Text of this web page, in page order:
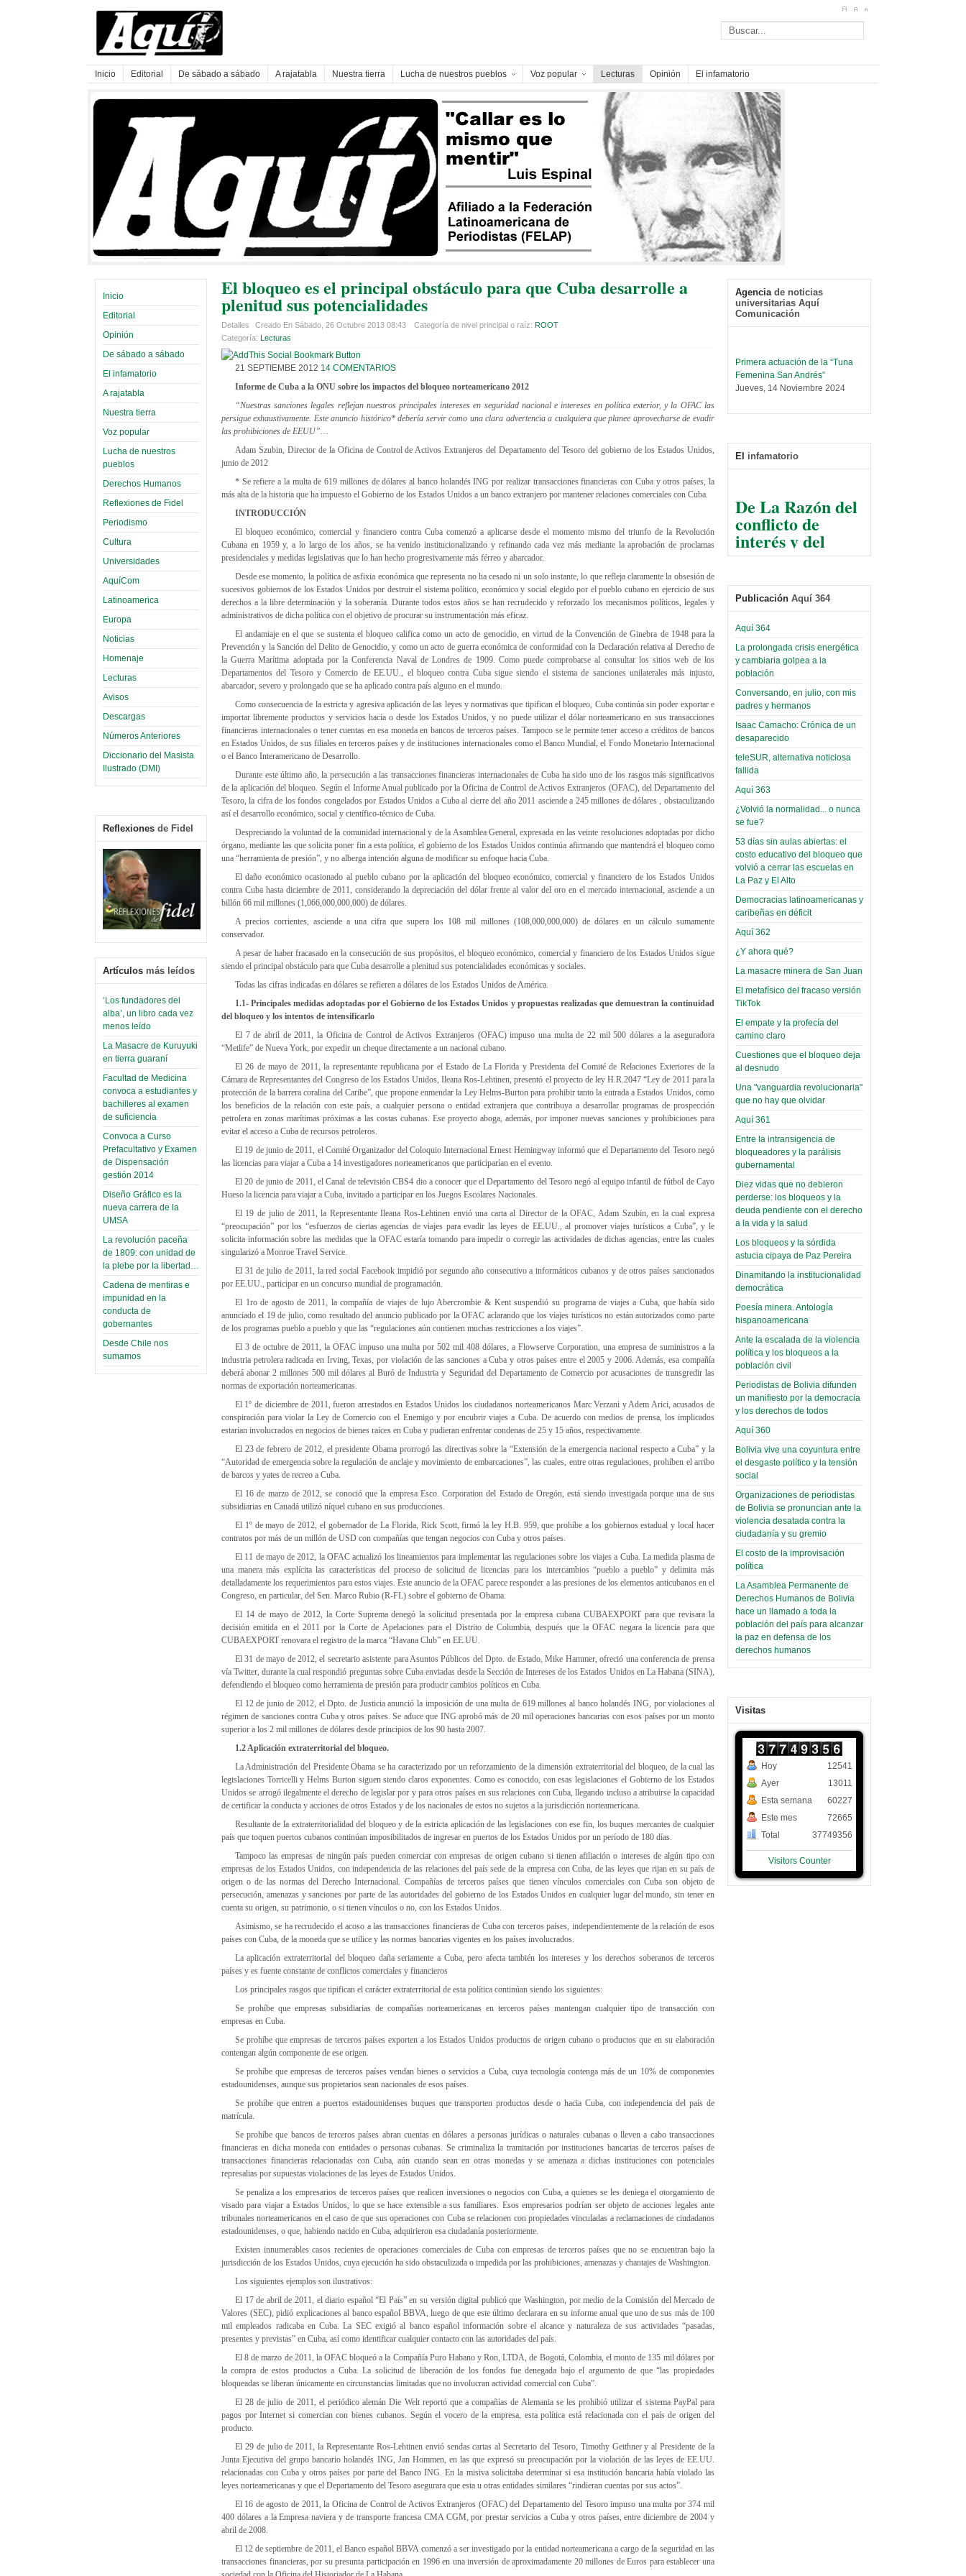
Inicio Editorial De sábado a sábado A rajatabla Nuestra tierra Lucha de nuestros pueblos Voz popular Lecturas Opinión El infamatorio
Inicio
Editorial
Opinión
De sábado a sábado
El infamatorio
A rajatabla
Nuestra tierra
Voz popular
Lucha de nuestros
pueblos
Derechos Humanos
Reflexiones de Fidel
Periodismo
Cultura
Universidades
AquíCom
Latinoamerica
Europa
Noticias
Homenaje
Lecturas
Avisos
Descargas
Números Anteriores
Diccionario del Masista
Ilustrado (DMI)
Reflexiones de Fidel
Artículos más leídos
‘Los fundadores del
alba’, un libro cada vez
menos leído
La Masacre de Kuruyuki
en tierra guaraní
Facultad de Medicina
convoca a estudiantes y
bachilleres al examen
de suficiencia
Convoca a Curso
Prefacultativo y Examen
de Dispensación
gestión 2014
Diseño Gráfico es la
nueva carrera de la
UMSA
La revolución paceña
de 1809: con unidad de
la plebe por la libertad…
Cadena de mentiras e
impunidad en la
conducta de
gobernantes
Desde Chile nos
sumamos
El bloqueo es el principal obstáculo para que Cuba desarrolle a
plenitud sus potencialidades
Detalles Creado En Sábado, 26 Octubre 2013 08:43 Categoría de nivel principal o raíz: ROOT
Categoría: Lecturas
21 SEPTIEMBE 2012 14 COMENTARIOS
Informe de Cuba a la ONU sobre los impactos del bloqueo norteamericano 2012
“Nuestras sanciones legales reflejan nuestros principales intereses en seguridad nacional e intereses en política exterior, y la OFAC las
persigue exhaustivamente. Este anuncio histórico* debería servir como una clara advertencia a cualquiera que planee aprovecharse de evadir
las prohibiciones de EEUU”…
Adam Szubin, Director de la Oficina de Control de Activos Extranjeros del Departamento del Tesoro del gobierno de los Estados Unidos,
junio de 2012
* Se refiere a la multa de 619 millones de dólares al banco holandés ING por realizar transacciones financieras con Cuba y otros países, la
más alta de la historia que ha impuesto el Gobierno de los Estados Unidos a un banco extranjero por mantener relaciones comerciales con Cuba.
INTRODUCCIÓN
El bloqueo económico, comercial y financiero contra Cuba comenzó a aplicarse desde el momento mismo del triunfo de la Revolución
Cubana en 1959 y, a lo largo de los años, se ha venido institucionalizando y refinando cada vez más mediante la aprobación de proclamas
presidenciales y medidas legislativas que lo han hecho progresivamente más férreo y abarcador.
Desde ese momento, la política de asfixia económica que representa no ha cesado ni un solo instante, lo que refleja claramente la obsesión de
sucesivos gobiernos de los Estados Unidos por destruir el sistema político, económico y social elegido por el pueblo cubano en ejercicio de sus
derechos a la libre determinación y la soberanía. Durante todos estos años se han recrudecido y reforzado los mecanismos políticos, legales y
administrativos de dicha política con el objetivo de procurar su instrumentación más eficaz.
El andamiaje en el que se sustenta el bloqueo califica como un acto de genocidio, en virtud de la Convención de Ginebra de 1948 para la
Prevención y la Sanción del Delito de Genocidio, y como un acto de guerra económica de conformidad con la Declaración relativa al Derecho de
la Guerra Marítima adoptada por la Conferencia Naval de Londres de 1909. Como puede comprobarse al consultar los sitios web de los
Departamentos del Tesoro y Comercio de EE.UU., el bloqueo contra Cuba sigue siendo el sistema de sanciones unilaterales más injusto,
abarcador, severo y prolongado que se ha aplicado contra país alguno en el mundo.
Como consecuencia de la estricta y agresiva aplicación de las leyes y normativas que tipifican el bloqueo, Cuba continúa sin poder exportar e
importar libremente productos y servicios hacia o desde los Estados Unidos, y no puede utilizar el dólar norteamericano en sus transacciones
financieras internacionales o tener cuentas en esa moneda en bancos de terceros países. Tampoco se le permite tener acceso a créditos de bancos
en Estados Unidos, de sus filiales en terceros países y de instituciones internacionales como el Banco Mundial, el Fondo Monetario Internacional
o el Banco Interamericano de Desarrollo.
Durante este último año, la persecución a las transacciones financieras internacionales de Cuba ha sido uno de los rasgos más significativos
de la aplicación del bloqueo. Según el Informe Anual publicado por la Oficina de Control de Activos Extranjeros (OFAC), del Departamento del
Tesoro, la cifra de los fondos congelados por Estados Unidos a Cuba al cierre del año 2011 asciende a 245 millones de dólares , obstaculizando
así el desarrollo económico, social y científico-técnico de Cuba.
Despreciando la voluntad de la comunidad internacional y de la Asamblea General, expresada en las veinte resoluciones adoptadas por dicho
órgano, mediante las que solicita poner fin a esta política, el gobierno de los Estados Unidos continúa afirmando que mantendrá el bloqueo como
una “herramienta de presión”, y no alberga intención alguna de modificar su enfoque hacia Cuba.
El daño económico ocasionado al pueblo cubano por la aplicación del bloqueo económico, comercial y financiero de los Estados Unidos
contra Cuba hasta diciembre de 2011, considerando la depreciación del dólar frente al valor del oro en el mercado internacional, asciende a un
billón 66 mil millones (1,066,000,000,000) de dólares.
A precios corrientes, asciende a una cifra que supera los 108 mil millones (108,000,000,000) de dólares en un cálculo sumamente
conservador.
A pesar de haber fracasado en la consecución de sus propósitos, el bloqueo económico, comercial y financiero de los Estados Unidos sigue
siendo el principal obstáculo para que Cuba desarrolle a plenitud sus potencialidades económicas y sociales.
Todas las cifras indicadas en dólares se refieren a dólares de los Estados Unidos de América.
1.1- Principales medidas adoptadas por el Gobierno de los Estados Unidos y propuestas realizadas que demuestran la continuidad
del bloqueo y los intentos de intensificarlo
El 7 de abril de 2011, la Oficina de Control de Activos Extranjeros (OFAC) impuso una multa de 22 mil 500 dólares a la aseguradora
“Metlife” de Nueva York, por expedir un cheque directamente a un nacional cubano.
El 26 de mayo de 2011, la representante republicana por el Estado de La Florida y Presidenta del Comité de Relaciones Exteriores de la
Cámara de Representantes del Congreso de los Estados Unidos, Ileana Ros-Lehtinen, presentó el proyecto de ley H.R.2047 “Ley de 2011 para la
protección de la barrera coralina del Caribe”, que propone enmendar la Ley Helms-Burton para prohibir tanto la entrada a Estados Unidos, como
los beneficios de la relación con este país, a cualquier persona o entidad extranjera que contribuya a desarrollar programas de prospección
petrolera en zonas marítimas próximas a las costas cubanas. Ese proyecto aboga, además, por imponer nuevas sanciones y prohibiciones para
evitar el acceso a Cuba de recursos petroleros.
El 19 de junio de 2011, el Comité Organizador del Coloquio Internacional Ernest Hemingway informó que el Departamento del Tesoro negó
las licencias para viajar a Cuba a 14 investigadores norteamericanos que participarían en el evento.
El 20 de junio de 2011, el Canal de televisión CBS4 dio a conocer que el Departamento del Tesoro negó al equipo infantil de fútbol de Cayo
Hueso la licencia para viajar a Cuba, invitado a participar en los Juegos Escolares Nacionales.
El 19 de julio de 2011, la Representante Ileana Ros-Lehtinen envió una carta al Director de la OFAC, Adam Szubin, en la cual expresa
“preocupación” por los “esfuerzos de ciertas agencias de viajes para evadir las leyes de EE.UU., al promover viajes turísticos a Cuba”, y le
solicita información sobre las medidas que la OFAC estaría tomando para impedir o corregir las actividades de dichas agencias, entre las cuales
singularizó a Monroe Travel Service.
El 31 de julio de 2011, la red social Facebook impidió por segundo año consecutivo a informáticos cubanos y de otros países sancionados
por EE.UU., participar en un concurso mundial de programación.
El 1ro de agosto de 2011, la compañía de viajes de lujo Abercrombie & Kent suspendió su programa de viajes a Cuba, que había sido
anunciado el 19 de julio, como resultado del anuncio publicado por la OFAC aclarando que los viajes turísticos no están autorizados como parte
de los programas pueblo a pueblo y que las “regulaciones aún contienen muchas restricciones a los viajes”.
El 3 de octubre de 2011, la OFAC impuso una multa por 502 mil 408 dólares, a Flowserve Corporation, una empresa de suministros a la
industria petrolera radicada en Irving, Texas, por violación de las sanciones a Cuba y otros países entre el 2005 y 2006. Además, esa compañía
deberá abonar 2 millones 500 mil dólares al Buró de Industria y Seguridad del Departamento de Comercio por acusaciones de transgredir las
normas de exportación norteamericanas.
El 1º de diciembre de 2011, fueron arrestados en Estados Unidos los ciudadanos norteamericanos Marc Verzani y Adem Arici, acusados de
conspiración para violar la Ley de Comercio con el Enemigo y por encubrir viajes a Cuba. De acuerdo con medios de prensa, los implicados
estarían involucrados en negocios de bienes raíces en Cuba y pudieran enfrentar condenas de 25 y 15 años, respectivamente.
El 23 de febrero de 2012, el presidente Obama prorrogó las directivas sobre la “Extensión de la emergencia nacional respecto a Cuba” y la
“Autoridad de emergencia sobre la regulación de anclaje y movimiento de embarcaciones”, las cuales, entre otras regulaciones, prohíben el arribo
de barcos y yates de recreo a Cuba.
El 16 de marzo de 2012, se conoció que la empresa Esco. Corporation del Estado de Oregón, está siendo investigada porque una de sus
subsidiarias en Canadá utilizó níquel cubano en sus producciones.
El 1º de mayo de 2012, el gobernador de La Florida, Rick Scott, firmó la ley H.B. 959, que prohíbe a los gobiernos estadual y local hacer
contratos por más de un millón de USD con compañías que tengan negocios con Cuba y otros países.
El 11 de mayo de 2012, la OFAC actualizó los lineamientos para implementar las regulaciones sobre los viajes a Cuba. La medida plasma de
una manera más explícita las características del proceso de solicitud de licencias para los intercambios “pueblo a pueblo” y delimita más
detalladamente los requerimientos para estos viajes. Este anuncio de la OFAC parece responder a las presiones de los elementos anticubanos en el
Congreso, en particular, del Sen. Marco Rubio (R-FL) sobre el gobierno de Obama.
El 14 de mayo de 2012, la Corte Suprema denegó la solicitud presentada por la empresa cubana CUBAEXPORT para que revisara la
decisión emitida en el 2011 por la Corte de Apelaciones para el Distrito de Columbia, después que la OFAC negara la licencia para que
CUBAEXPORT renovara el registro de la marca “Havana Club” en EE.UU.
El 31 de mayo de 2012, el secretario asistente para Asuntos Públicos del Dpto. de Estado, Mike Hammer, ofreció una conferencia de prensa
vía Twitter, durante la cual respondió preguntas sobre Cuba enviadas desde la Sección de Intereses de los Estados Unidos en La Habana (SINA),
defendiendo el bloqueo como herramienta de presión para producir cambios políticos en Cuba.
El 12 de junio de 2012, el Dpto. de Justicia anunció la imposición de una multa de 619 millones al banco holandés ING, por violaciones al
régimen de sanciones contra Cuba y otros países. Se aduce que ING aprobó más de 20 mil operaciones bancarias con esos países por un monto
superior a los 2 mil millones de dólares desde principios de los 90 hasta 2007.
1.2 Aplicación extraterritorial del bloqueo.
La Administración del Presidente Obama se ha caracterizado por un reforzamiento de la dimensión extraterritorial del bloqueo, de la cual las
legislaciones Torricelli y Helms Burton siguen siendo claros exponentes. Como es conocido, con esas legislaciones el Gobierno de los Estados
Unidos se arrogó ilegalmente el derecho de legislar por y para otros países en sus relaciones con Cuba, llegando incluso a atribuirse la capacidad
de certificar la conducta y acciones de otros Estados y de los nacionales de estos no sujetos a la jurisdicción norteamericana.
Resultante de la extraterritorialidad del bloqueo y de la estricta aplicación de las legislaciones con ese fin, los buques mercantes de cualquier
país que toquen puertos cubanos continúan imposibilitados de ingresar en puertos de los Estados Unidos por un período de 180 días.
Tampoco las empresas de ningún país pueden comerciar con empresas de origen cubano si tienen afiliación o intereses de algún tipo con
empresas de los Estados Unidos, con independencia de las relaciones del país sede de la empresa con Cuba, de las leyes que rijan en su país de
origen o de las normas del Derecho Internacional. Compañías de terceros países que tienen vínculos comerciales con Cuba son objeto de
persecución, amenazas y sanciones por parte de las autoridades del gobierno de los Estados Unidos en cualquier lugar del mundo, sin tener en
cuenta su origen, su patrimonio, o si tienen vínculos o no, con los Estados Unidos.
Asimismo, se ha recrudecido el acoso a las transacciones financieras de Cuba con terceros países, independientemente de la relación de esos
países con Cuba, de la moneda que se utilice y las normas bancarias vigentes en los países involucrados.
La aplicación extraterritorial del bloqueo daña seriamente a Cuba, pero afecta también los intereses y los derechos soberanos de terceros
países y es fuente constante de conflictos comerciales y financieros
Los principales rasgos que tipifican el carácter extraterritorial de esta política continúan siendo los siguientes:
Se prohíbe que empresas subsidiarias de compañías norteamericanas en terceros países mantengan cualquier tipo de transacción con
empresas en Cuba.
Se prohíbe que empresas de terceros países exporten a los Estados Unidos productos de origen cubano o productos que en su elaboración
contengan algún componente de ese origen.
Se prohíbe que empresas de terceros países vendan bienes o servicios a Cuba, cuya tecnología contenga más de un 10% de componentes
estadounidenses, aunque sus propietarios sean nacionales de esos países.
Se prohíbe que entren a puertos estadounidenses buques que transporten productos desde o hacia Cuba, con independencia del país de
matrícula.
Se prohíbe que bancos de terceros países abran cuentas en dólares a personas jurídicas o naturales cubanas o lleven a cabo transacciones
financieras en dicha moneda con entidades o personas cubanas. Se criminaliza la tramitación por instituciones bancarias de terceros países de
transacciones financieras relacionadas con Cuba, aún cuando sean en otras monedas y se amenaza a dichas instituciones con potenciales
represalias por supuestas violaciones de las leyes de Estados Unidos.
Se penaliza a los empresarios de terceros países que realicen inversiones o negocios con Cuba, a quienes se les deniega el otorgamiento de
visado para viajar a Estados Unidos, lo que se hace extensible a sus familiares. Esos empresarios podrían ser objeto de acciones legales ante
tribunales norteamericanos en el caso de que sus operaciones con Cuba se relacionen con propiedades vinculadas a reclamaciones de ciudadanos
estadounidenses, o que, habiendo nacido en Cuba, adquirieron esa ciudadanía posteriormente.
Existen innumerables casos recientes de operaciones comerciales de Cuba con empresas de terceros países que no se encuentran bajo la
jurisdicción de los Estados Unidos, cuya ejecución ha sido obstaculizada o impedida por las prohibiciones, amenazas y chantajes de Washington.
Los siguientes ejemplos son ilustrativos:
El 17 de abril de 2011, el diario español “El País” en su versión digital publicó que Washington, por medio de la Comisión del Mercado de
Valores (SEC), pidió explicaciones al banco español BBVA, luego de que este último declarara en su informe anual que uno de sus más de 100
mil empleados radicaba en Cuba. La SEC exigió al banco español información sobre el alcance y naturaleza de sus actividades “pasadas,
presentes y previstas” en Cuba, así como identificar cualquier contacto con las autoridades del país.
El 8 de marzo de 2011, la OFAC bloqueó a la Compañía Puro Habano y Ron, LTDA, de Bogotá, Colombia, el monto de 135 mil dólares por
la compra de estos productos a Cuba. La solicitud de liberación de los fondos fue denegada bajo el argumento de que “las propiedades
bloqueadas se liberan únicamente en circunstancias limitadas que no involucran actividad comercial con Cuba”.
El 28 de julio de 2011, el periódico alemán Die Welt reportó que a compañías de Alemania se les prohibió utilizar el sistema PayPal para
pagos por Internet si comercian con bienes cubanos. Según el vocero de la empresa, esta política está relacionada con el país de origen del
producto.
El 29 de julio de 2011, la Representante Ros-Lehtinen envió sendas cartas al Secretario del Tesoro, Timothy Geithner y al Presidente de la
Junta Ejecutiva del grupo bancario holandés ING, Jan Hommen, en las que expresó su preocupación por la violación de las leyes de EE.UU.
relacionadas con Cuba y otros países por parte del Banco ING. En la misiva solicitaba determinar si esa institución bancaria había violado las
leyes norteamericanas y que el Departamento del Tesoro asegurara que esta u otras entidades similares “rindieran cuentas por sus actos”.
El 16 de agosto de 2011, la Oficina de Control de Activos Extranjeros (OFAC) del Departamento del Tesoro impuso una multa por 374 mil
400 dólares a la Empresa naviera y de transporte francesa CMA CGM, por prestar servicios a Cuba y otros países, entre diciembre de 2004 y
abril de 2008.
El 12 de septiembre de 2011, el Banco español BBVA comenzó a ser investigado por la entidad norteamericana a cargo de la seguridad en las
transacciones financieras, por su presunta participación en 1996 en una inversión de aproximadamente 20 millones de Euros para establecer una
Agencia de noticias
universitarias Aquí
Comunicación
Femenina San Andrés”
Jueves, 14 Noviembre 2024
tráfico de personas
Sábado, 14 Septiembre 2024
taller de software estadístico en
la UMSA
Sábado, 14 Septiembre 2024
certificados por apoyo al
Séptimo Encuentro de
Economistas
Sábado, 14 Octubre 2023
Leer Más...
Trabajo Social de la UMSA
volverá a las urnas para elegir a
su directora
Sábado, 14 Octubre 2023
Leer Más...
Candidatos del MAS se
presentarán en la UMSA
Jueves, 14 Septiembre 2023
Leer Más...
Carrera de Geografía realiza
Segundo Congreso Nacional
Viernes, 14 Octubre 2022
Leer Más...
Docentes y estudiantes de
Trabajo Social de la UMSA
elegirán directora
Viernes, 14 Octubre 2022
Leer Más...
“Tuna Femenina San Andrés”
toca y canta con coraje
Miércoles, 14 Septiembre 2022
Leer Más...
Posesionan a dirigentes de
Asociación de Docentes
Domingo, 14 Agosto 2022
Leer Más...
El infamatorio
De La Razón del
conflicto de
interés y del
razonable arte
y esconder la
mano
Jueves, 10 Diciembre 2020
Read more...
Infierno Covid
parte VI:
Gabinete de
Áñez se atribuye
construcción de
hospitales
prefabricados en
la que no tuvo
participación;
más de 24 horas
después rectifica
parcialmente
El Infamatorio
Miércoles, 09 Diciembre 2020
Read more...
Interpretación
de un álbum de
narco-fotos
(Miscelánea
Palaciega 8)
El Infamatorio
Miércoles, 19 Junio 2019
Read more...
Cosmética
descolonizadora
(Miscelánea
palaciega 7)
Lunes, 27 Mayo 2019
Read more...
Creacionismo,
filtraciones e
inicio de la
campaña del
MAS
(Miscelánea
palaciega 6)
El Infamatorio
Domingo, 12 Mayo 2019
Read more...
Publicación Aquí 364
Aquí 364
La prolongada crisis energética
y cambiaria golpea a la
población
Conversando, en julio, con mis
padres y hermanos
Isaac Camacho: Crónica de un
desaparecido
teleSUR, alternativa noticiosa
fallida
Aquí 363
¿Volvió la normalidad... o nunca
se fue?
53 días sin aulas abiertas: el
costo educativo del bloqueo que
volvió a cerrar las escuelas en
La Paz y El Alto
Democracias latinoamericanas y
caribeñas en déficit
Aquí 362
¿Y ahora qué?
La masacre minera de San Juan
El metafísico del fracaso versión
TikTok
El empate y la profecía del
camino claro
Cuestiones que el bloqueo deja
al desnudo
Una "vanguardia revolucionaria"
que no hay que olvidar
Aquí 361
Entre la intransigencia de
bloqueadores y la parálisis
gubernamental
Diez vidas que no debieron
perderse: los bloqueos y la
deuda pendiente con el derecho
a la vida y la salud
Los bloqueos y la sórdida
astucia cipaya de Paz Pereira
Dinamitando la institucionalidad
democrática
Poesía minera. Antología
hispanoamericana
Ante la escalada de la violencia
política y los bloqueos a la
población civil
Periodistas de Bolivia difunden
un manifiesto por la democracia
y los derechos de todos
Aquí 360
Bolivia vive una coyuntura entre
el desgaste político y la tensión
social
Organizaciones de periodistas
de Bolivia se pronuncian ante la
violencia desatada contra la
ciudadanía y su gremio
El costo de la improvisación
política
La Asamblea Permanente de
Derechos Humanos de Bolivia
hace un llamado a toda la
población del país para alcanzar
la paz en defensa de los
derechos humanos
Visitas
Hoy
Ayer
Esta semana
Este mes
Total
12541
13011
60227
72665
37749356
Visitors Counter